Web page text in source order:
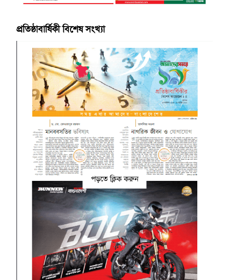
প্রতিষ্ঠাবার্ষিকী বিশেষ সংখ্যা
পড়তে ক্লিক করুন